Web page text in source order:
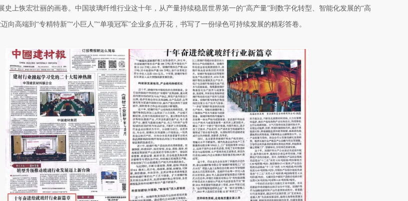
史上恢宏壮丽的画卷。中国玻璃纤维行业这十年，从产量持续稳居世界第一的“高产量”到数字化转型、智能化发展的“高
向高端到“专精特新”“小巨人”“单项冠军”企业多点开花，书写了一份绿色可持续发展的精彩答卷。